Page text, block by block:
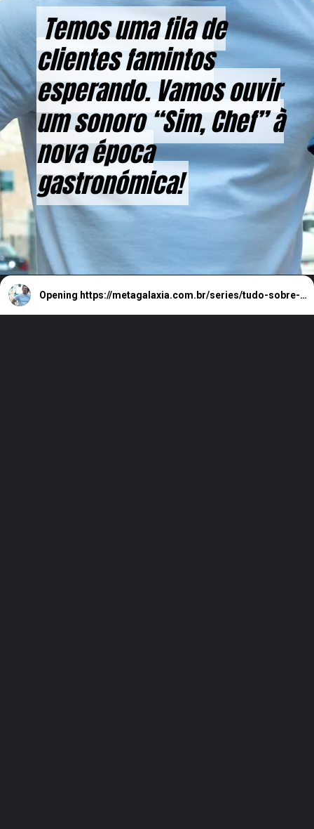
Temos uma fila de
clientes famintos
esperando. Vamos ouvir
um sonoro “Sim, Chef” à
nova época
gastronómica!
Temos uma fila de
clientes famintos
esperando. Vamos ouvir
um sonoro “Sim, Chef” à
nova época
gastronómica!
Opening https://metagalaxia.com.br/series/tudo-sobre-a-segunda-temporada-de-o-urso/